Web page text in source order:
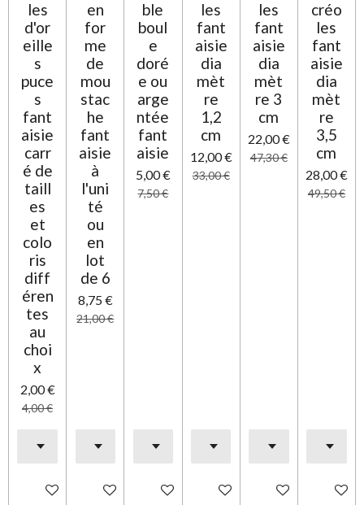
les
d'or
eille
s
puce
s
fant
aisie
carr
é de
taill
es
et
colo
ris
diff
éren
tes
au
choi
x
2,00 €
4,00 €
Ajouter au panier
en
for
me
de
mou
stac
he
fant
aisie
à
l'uni
té
ou
en
lot
de 6
8,75 €
21,00 €
Ajouter au panier
ble
boul
e
doré
e ou
arge
ntée
fant
aisie
5,00 €
7,50 €
Ajouter au panier
les
fant
aisie
dia
mèt
re
1,2
cm
12,00 €
33,00 €
Ajouter au panier
les
fant
aisie
dia
mèt
re 3
cm
22,00 €
47,30 €
Ajouter au panier
créo
les
fant
aisie
dia
mèt
re
3,5
cm
28,00 €
49,50 €
Ajouter